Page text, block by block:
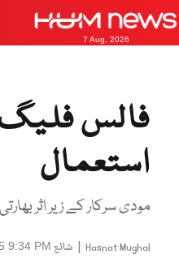
7 Aug, 2026
فالس
استعمال
مودی سرکار کے زیر اثر
Hasnat Mughal
| شائع 9:34 PM